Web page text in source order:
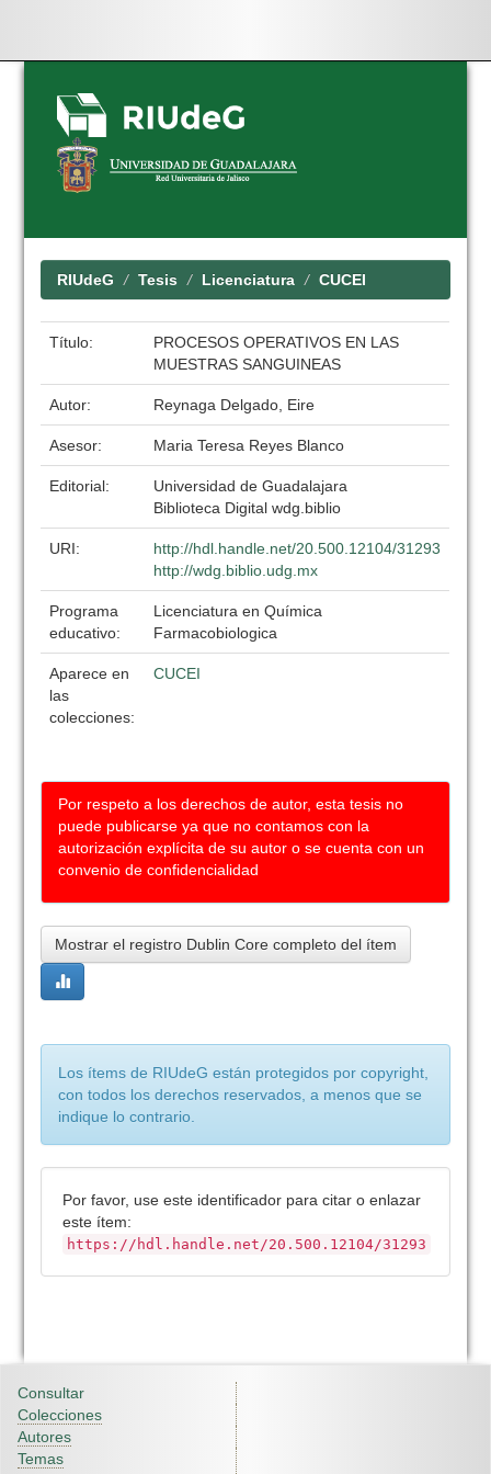
Skip
navigation
RIUdeG Tesis Licenciatura CUCEI
Título:
PROCESOS OPERATIVOS EN LAS
MUESTRAS SANGUINEAS
Autor: Reynaga Delgado, Eire
Asesor: Maria Teresa Reyes Blanco
Editorial:
Universidad de Guadalajara
Biblioteca Digital wdg.biblio
URI:
http://hdl.handle.net/20.500.12104/31293
http://wdg.biblio.udg.mx
Programa
educativo:
Licenciatura en Química
Farmacobiologica
Aparece en
las
colecciones:
CUCEI
Por respeto a los derechos de autor, esta tesis no
puede publicarse ya que no contamos con la
autorización explícita de su autor o se cuenta con un
convenio de confidencialidad
Mostrar el registro Dublin Core completo del ítem
Los ítems de RIUdeG están protegidos por copyright,
con todos los derechos reservados, a menos que se
indique lo contrario.
Por favor, use este identificador para citar o enlazar
este ítem:
https://hdl.handle.net/20.500.12104/31293
Consultar
Colecciones
Autores
Temas